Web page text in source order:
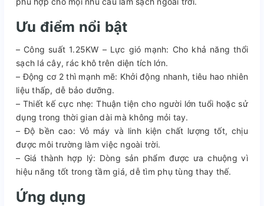
Ưu điểm nổi bật
– Công suất 1.25KW – Lực gió mạnh: Cho khả năng thổi
sạch lá cây, rác khô trên diện tích lớn.
– Động cơ 2 thì mạnh mẽ: Khởi động nhanh, tiêu hao nhiên
liệu thấp, dễ bảo dưỡng.
– Thiết kế cực nhẹ: Thuận tiện cho người lớn tuổi hoặc sử
dụng trong thời gian dài mà không mỏi tay.
– Độ bền cao: Vỏ máy và linh kiện chất lượng tốt, chịu
được môi trường làm việc ngoài trời.
– Giá thành hợp lý: Dòng sản phẩm được ưa chuộng vì
hiệu năng tốt trong tầm giá, dễ tìm phụ tùng thay thế.
Ứng dụng